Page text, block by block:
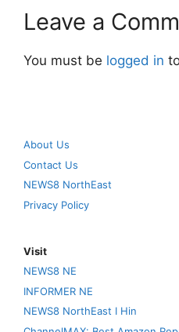
Leave a
You must be logged in
About Us
Contact Us
NEWS8 NorthEast
Privacy Policy
Visit
NEWS8 NE
INFORMER NE
NEWS8 NorthEast I Hin